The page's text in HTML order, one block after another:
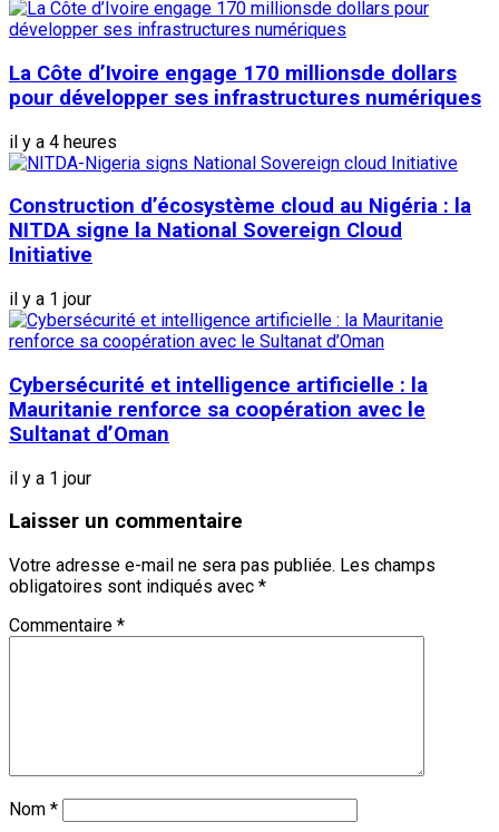
La Côte d’Ivoire engage 170 millionsde dollars
pour développer ses infrastructures numériques
il y a 4 heures
Construction d’écosystème cloud au Nigéria : la
NITDA signe la National Sovereign Cloud
Initiative
il y a 1 jour
Cybersécurité et intelligence artificielle : la
Mauritanie renforce sa coopération avec le
Sultanat d’Oman
il y a 1 jour
Laisser un commentaire
Votre adresse e-mail ne sera pas publiée. Les champs
obligatoires sont indiqués avec *
Commentaire *
Nom *